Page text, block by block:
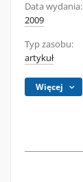
Data wydania:
2009
Typ zasobu:
artykuł
Więcej